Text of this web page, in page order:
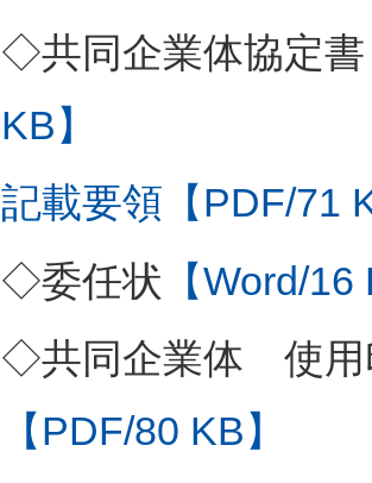
◇共同企業体協定書
KB】
記載要領【PDF/71
◇委任状 【Word/
◇共同企業体 使用
【PDF/80 KB】